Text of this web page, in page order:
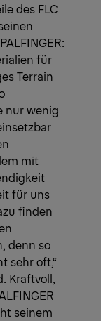
des FLC
für
Terrain
nur wenig
mit
für uns
finden
denn so
sehr oft,“
Kraftvoll,
seinem